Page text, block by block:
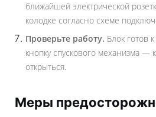
ближайшей электрической
колодке согласно схеме
Проверьте работу. Блок готов
кнопку спускового механизма
открыться.
Меры